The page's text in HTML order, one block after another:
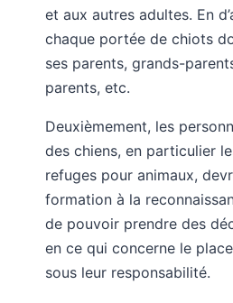
et aux autres adultes. En
chaque portée de chiots
ses parents, grands-
parents, etc.
Deuxièmement, les
des chiens, en particulier
refuges pour animaux,
formation à la
de pouvoir prendre des
en ce qui concerne le
sous leur responsabilité.